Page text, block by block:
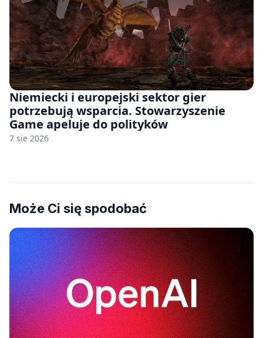
Niemiecki i europejski sektor gier
potrzebują wsparcia. Stowarzyszenie
Game apeluje do polityków
7 sie 2026
Może Ci się spodobać